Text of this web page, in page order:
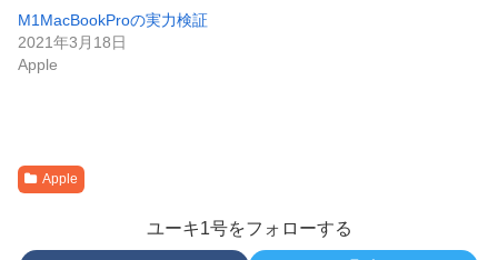
M1MacBookProの実力検証
2021年3月18日
Apple
Apple
ユーキ1号をフォローする